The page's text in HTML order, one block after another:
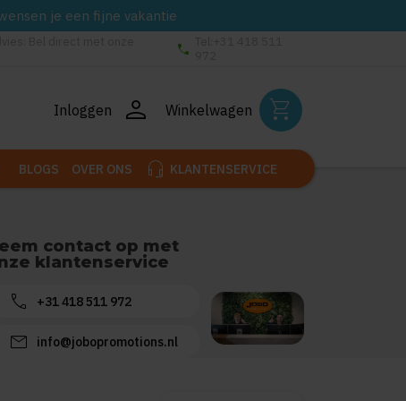
je een fijne vakantie
phone
Inloggen person Winkelwagen shopping_cart
BLOGS OVER ONS headset_mic KLANTENSERVICE
contact op met
klantenservice
call +31 418 511 972
mail info@jobopromotions.nl